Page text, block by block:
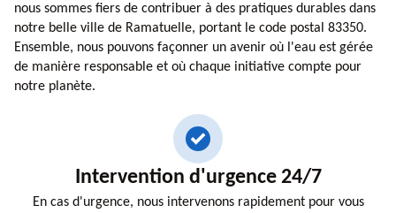
nous sommes fiers de contribuer à des pratiques durables dans
notre belle ville de Ramatuelle, portant le code postal 83350.
Ensemble, nous pouvons façonner un avenir où l'eau est gérée
de manière responsable et où chaque initiative compte pour
notre planète.
Intervention d'urgence 24/7
En cas d'urgence, nous intervenons rapidement pour vous